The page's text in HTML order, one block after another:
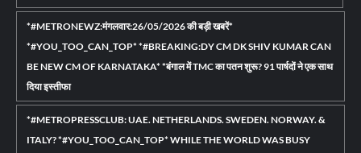
*#METRONEWZ:मंगलवार:26/05/2026 की बड़ी खबरें*
*#YOU_TOO_CAN_TOP* *#BREAKING:DY CM DK SHIV KUMAR CAN
BE NEW CM OF KARNATAKA* *बंगाल में TMC का पतन शुरू? 91 पार्षदों ने एक साथ
दिया इस्तीफा
*#METROPRESSCLUB: UAE. NETHERLANDS. SWEDEN. NORWAY. &
ITALY? *#YOU_TOO_CAN_TOP* WHILE THE WORLD WAS BUSY